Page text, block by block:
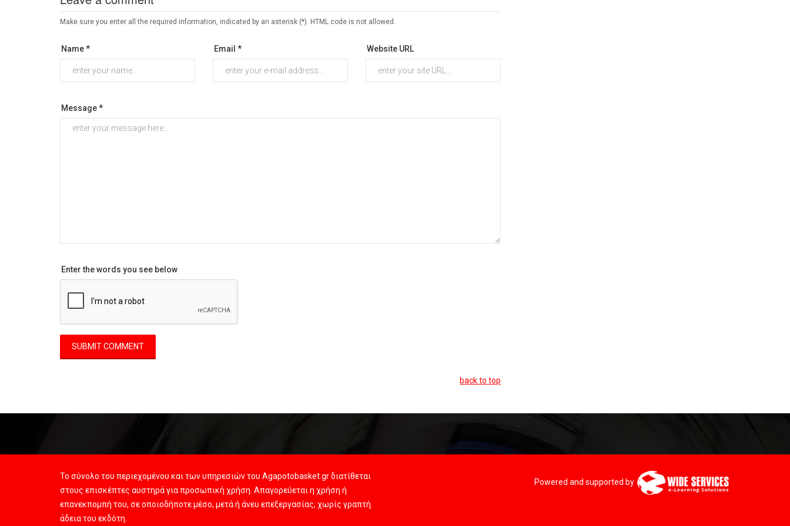
Make sure you enter all the required information, indicated by an asterisk (*). HTML code is not allowed.
Name * Email * Website URL
Message *
Enter the words you see below
back to top
Το σύνολο του περιεχομένου και των υπηρεσιών του Agapotobasket.gr διατίθεται
στους επισκέπτες αυστηρά για προσωπική χρήση. Απαγορεύεται η χρήση ή
επανεκπομπή του, σε οποιοδήποτε μέσο, μετά ή άνευ επεξεργασίας, χωρίς γραπτή
άδεια του εκδότη.
Powered and supported by